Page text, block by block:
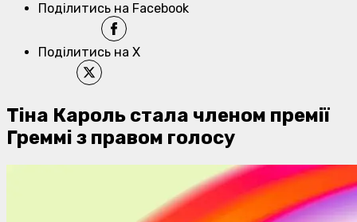
Поділитись на Facebook
Поділитись на X
Тіна Кароль стала членом премії
Греммі з правом голосу